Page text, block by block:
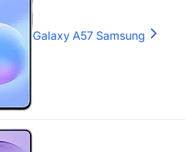
Galaxy A57 Samsung